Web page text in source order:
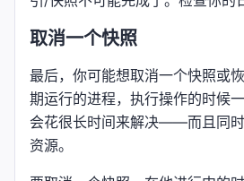
取消一个快照
最后，你可能想取消一个快照或
期运行的进程，执行操作的时候
会花很长时间来解决——而且同
资源。